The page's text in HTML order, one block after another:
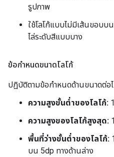
รูปภาพ
ใช้โลโก้แบบไม่มีเส้นขอบบ
ไล่ระดับสีแบบบาง
ข้อกำหนดขนาดโลโก้
ปฏิบัติตามข้อกำหนดด้านขนาดต่อ
ความสูงขั้นต่ำของโลโก้:
ความสูงของโลโก้สูงสุด:
พื้นที่ว่างขั้นต่ำของโลโก้:
บน 5dp ทางด้านล่าง